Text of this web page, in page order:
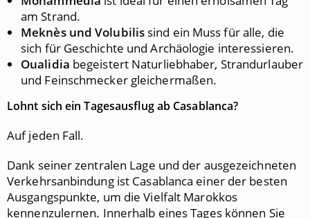
am Strand.
Meknès und Volubilis sind ein Muss für alle, die
sich für Geschichte und Archäologie interessieren.
Oualidia begeistert Naturliebhaber, Strandurlauber
und Feinschmecker gleichermaßen.
Lohnt sich ein Tagesausflug ab Casablanca?
Auf jeden Fall.
Dank seiner zentralen Lage und der ausgezeichneten
Verkehrsanbindung ist Casablanca einer der besten
Ausgangspunkte, um die Vielfalt Marokkos
kennenzulernen. Innerhalb eines Tages können Sie